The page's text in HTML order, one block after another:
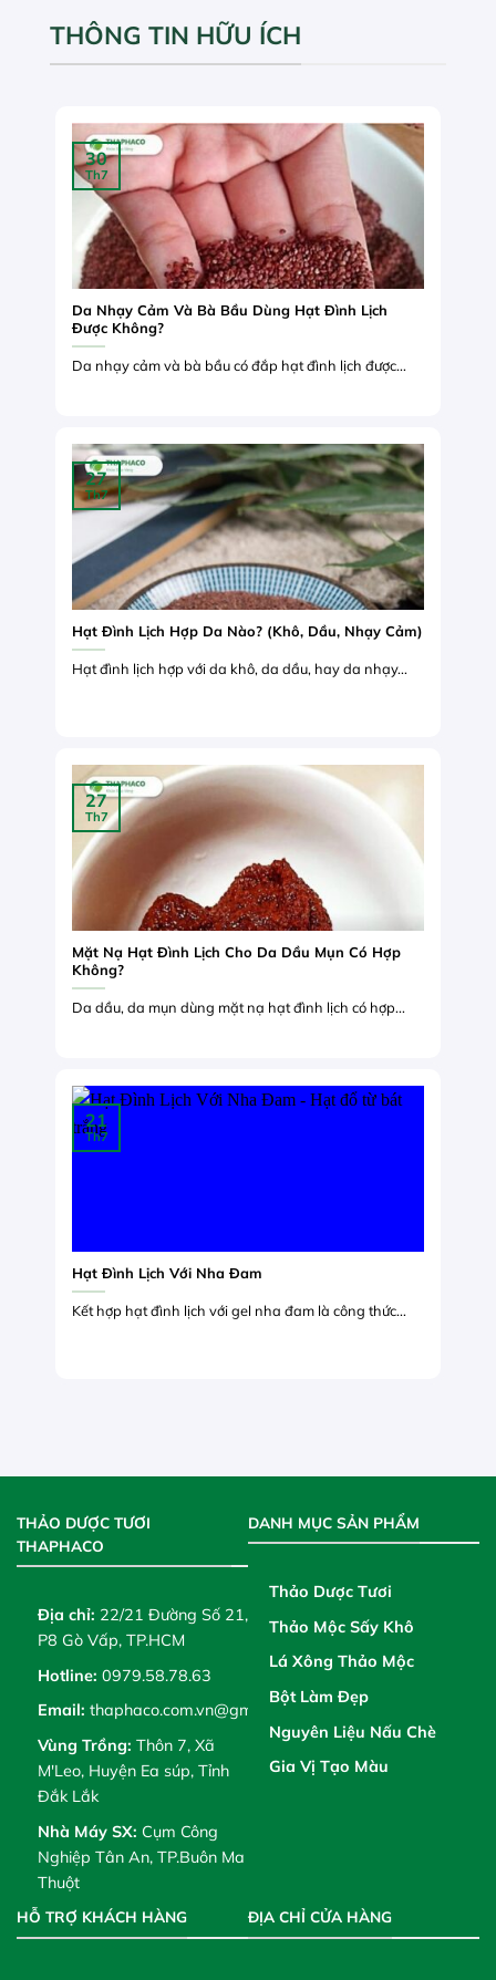
THÔNG TIN HỮU ÍCH
Da Nhạy Cảm Và Bà Bầu Dùng Hạt Đình Lịch
Được Không?
Da nhạy cảm và bà bầu có đắp hạt đình lịch được...
30
Th7
Hạt Đình Lịch Hợp Da Nào? (Khô, Dầu, Nhạy Cảm)
Hạt đình lịch hợp với da khô, da dầu, hay da nhạy...
27
Th7
Mặt Nạ Hạt Đình Lịch Cho Da Dầu Mụn Có Hợp
Không?
Da dầu, da mụn dùng mặt nạ hạt đình lịch có hợp...
27
Th7
Hạt Đình Lịch Với Nha Đam
Kết hợp hạt đình lịch với gel nha đam là công thức...
21
Th7
THẢO DƯỢC TƯƠI
THAPHACO
Địa chỉ: 22/21 Đường Số 21,
P8 Gò Vấp, TP.HCM
Hotline: 0979.58.78.63
Email: thaphaco.com.vn@gmail.com
Vùng Trồng: Thôn 7, Xã
M'Leo, Huyện Ea súp, Tỉnh
Đắk Lắk
Nhà Máy SX: Cụm Công
Nghiệp Tân An, TP.Buôn Ma
Thuột
DANH MỤC SẢN PHẨM
Thảo Dược Tươi
Thảo Mộc Sấy Khô
Lá Xông Thảo Mộc
Bột Làm Đẹp
Nguyên Liệu Nấu Chè
Gia Vị Tạo Màu
HỖ TRỢ KHÁCH HÀNG ĐỊA CHỈ CỬA HÀNG